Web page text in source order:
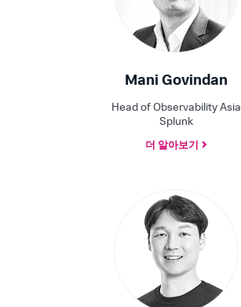
Mani Govindan
Head of Observability Asia
Splunk
더 알아보기